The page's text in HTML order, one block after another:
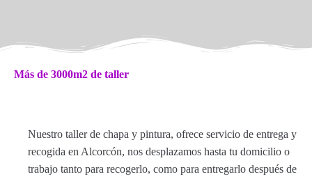
Más de 3000m2 de taller
Nuestro taller de chapa y pintura, ofrece servicio de entrega y
recogida en Alcorcón, nos desplazamos hasta tu domicilio o
trabajo tanto para recogerlo, como para entregarlo después de